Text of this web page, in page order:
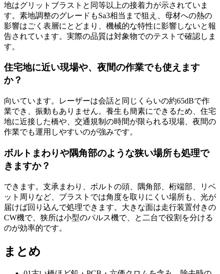
地はグリットブラストと同等以上の接着力が示されていま
す。素地調整のグレードもSa3相当まで狙え、母材への熱の
影響はごく表層にとどまり、機械的な特性に影響しないと報
告されています。実際の品質は対象物でのテストで確認しま
す。
住宅地に近い現場や、夜間の作業でも使えます
か？
向いています。レーザーは会話と同じくらいの約65dBで作
業でき、振動もありません。養生も簡素にできるため、住宅
地に近接した橋や、交通規制の時間が限られる現場、夜間の
作業でも運用しやすいのが強みです。
ボルトまわりや隅角部のような狭い場所も処理で
きますか？
できます。支承まわり、ボルトの頭、隅角部、桁端部、リベ
ット周りなど、ブラストでは角度を取りにくい場所も、光が
届けば回り込んで処理できます。大きな面は走行装置付きの
CW機で、狭所は小型のパルス機で、と二台で役割を分ける
のが効率的です。
まとめ